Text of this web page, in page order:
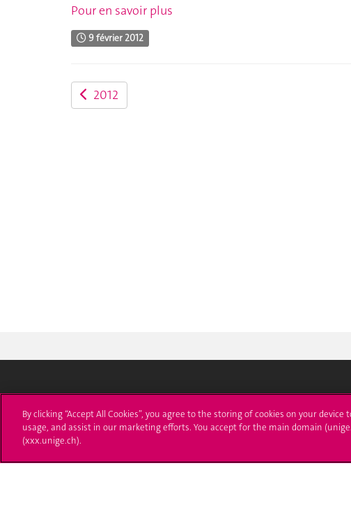
Pour en savoir plus
9 février 2012
2012
Université de Genève
24 rue du Général-Dufour
T. +41 (0)22 379 71 11
S'inscrire
Immatriculations
Démarches
By clicking “Accept All Cookies”, you agree to the storing of cookies on your
usage, and assist in our marketing efforts. You accept for the main domain
(xxx.unige.ch).